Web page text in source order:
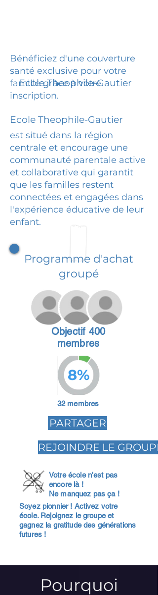
Bénéficiez d'une couverture
santé exclusive pour votre
famille grâce à votre
inscription.
Ecole Theophile-Gautier
Ecole Theophile-Gautier
est situé dans la région
centrale et encourage une
communauté parentale active
et collaborative qui garantit
que les familles restent
connectées et engagées dans
l'expérience éducative de leur
enfant.
Programme d'achat
groupé
Objectif 400
membres
8%
32 membres
PARTAGER
REJOINDRE LE GROUPE
Votre école n'est pas
encore là !
Ne manquez pas ça !
Soyez pionnier ! Activez votre
école. Rejoignez le groupe et
gagnez la gratitude des générations
futures !
Pourquoi